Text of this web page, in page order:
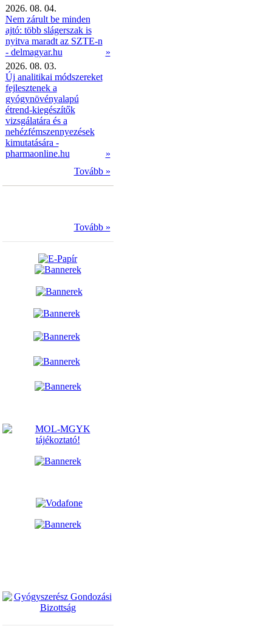
2026. 08. 04.
Nem zárult be minden
ajtó: több slágerszak is
nyitva maradt az SZTE-n
- delmagyar.hu
»
2026. 08. 03.
Új analitikai módszereket
fejlesztenek a
gyógynövényalapú
étrend-kiegészítők
vizsgálatára és a
nehézfémszennyezések
kimutatására -
pharmaonline.hu
»
Tovább »
Tovább »